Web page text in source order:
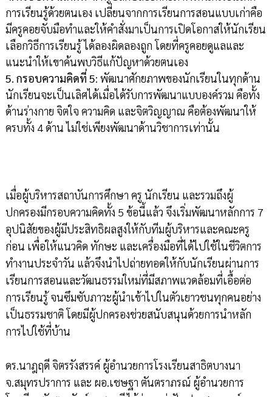
การเรียนรู้ด้วยตนเอง เปลี่ยนจากการเรียนการสอนแบบเก่าคือ
มีครูคอยจับมือทำและให้คำสั่งมาเป็นการเปิดโอกาสให้นักเรียน
เลือกวิธีการเรียนรู้ ได้ลองผิดลองถูก โดยที่ครูคอยดูแลและ
แนะนำให้เขาค้นพบวิธีแก้ปัญหาด้วยตนเอง
5. กรอบความคิดที่ 5: พัฒนาศักยภาพของนักเรียนในทุกด้าน
นักเรียนจะเป็นเลิศได้เมื่อได้รับการพัฒนาแบบองค์รวม คือทั้ง
ด้านร่างกาย จิตใจ ความคิด และจิตวิญญาณ คือต้องพัฒนาให้
ครบทั้ง 4 ด้าน ไม่ใช่เพียงพัฒนาด้านวิชาการเท่านั้น
เมื่อผู้บริหารสถาบันการศึกษา ครู นักเรียน และรวมถึงผู้
ปกครองมีกรอบความคิดทั้ง 5 ข้อนี้แล้ว จึงเริ่มพัฒนาหลักการ 7
อุปนิสัยของผู้มีประสิทธิผลสูงให้กับทีมผู้บริหารและคณะครู
ก่อน เพื่อให้แนวคิด ทักษะ และเครื่องมือที่ได้ไปใช้ในชีวิตการ
ทำงานประจำวัน แล้วจึงนำไปถ่ายทอดให้กับนักเรียนผ่านการ
เรียนการสอนและวัฒนธรรมใหม่ที่มีสภาพแวดล้อมที่เอื้อต่อ
การเรียนรู้ จนซึมซับภาวะผู้นำเข้าไปในตัวเยาวชนทุกคนอย่าง
เป็นธรรมชาติ โดยมีผู้ปกครองช่วยสนับสนุนด้วยการนำหลัก
การไปใช้ที่บ้าน
ดร.นาฎฤดี จิตรรังสรรค์ ผู้อำนวยการโรงเรียนสาธิตบางนา
จ.สมุทรปราการ และ ผอ.เชษฐา ตันตราภรณ์ ผู้อำนวยการ